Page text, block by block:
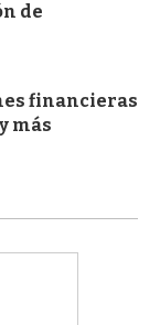
de
financieras
más